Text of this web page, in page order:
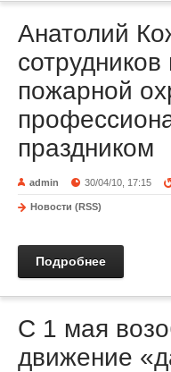
Анатолий
пожарной
праздником
admin 30/04/10, 17:15
Новости (RSS)
Подробнее
С 1 мая
движение